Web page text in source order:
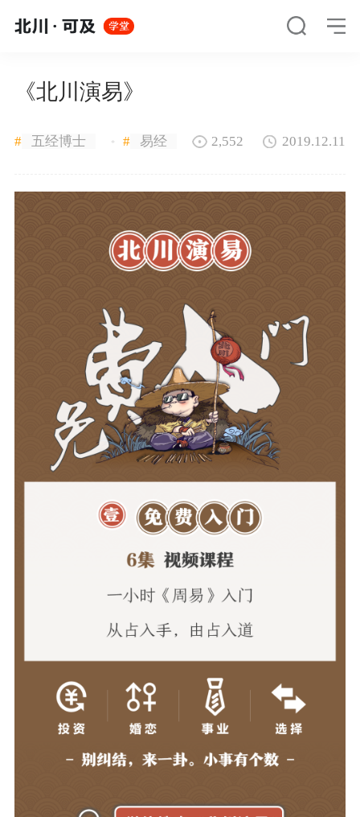
《北川演易》
# 五经博士 # 易经 2,552 2019.12.11